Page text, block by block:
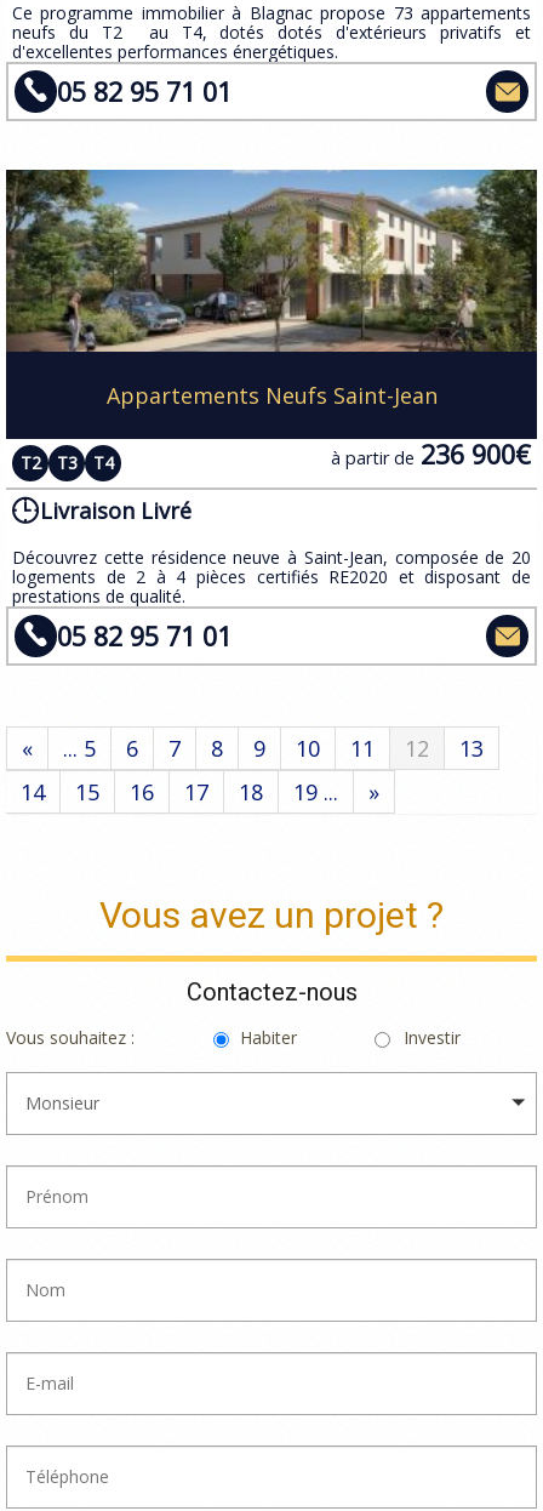
Ce programme immobilier à Blagnac propose 73 appartements
neufs du T2 au T4, dotés dotés d'extérieurs privatifs et
d'excellentes performances énergétiques.​
05 82 95 71 01
Appartements Neufs Saint-Jean
T2 T3 T4 à partir de 236 900€
Livraison Livré
​Découvrez cette résidence neuve à Saint-Jean, composée de 20
logements de 2 à 4 pièces certifiés RE2020 et disposant de
prestations de qualité.
05 82 95 71 01
« ... 5 6 7 8 9 10 11 12
13
14
15 16 17 18 19 ... »
Vous avez un projet ?
Contactez-nous
Vous souhaitez : Habiter Investir
Monsieur